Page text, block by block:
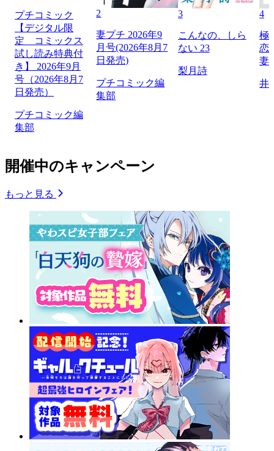
プチコミック
【デジタル限
定 コミックス
試し読み特典付
き】 2026年9月
号（2026年8月7
日発売）
プチコミック編
集部
2
妻プチ 2026年9
月号(2026年8月7
日発売)
プチコミック編
集部
3
こんなの、しら
ない 23
梨月詩
4
極
恋
妻
井
開催中のキャンペーン
もっと見る